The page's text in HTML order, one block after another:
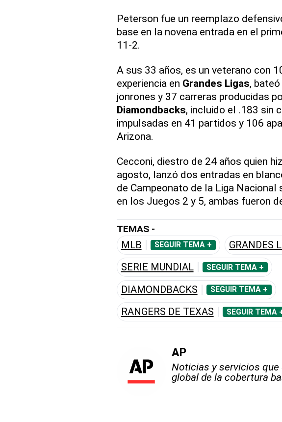
Peterson fue un reemplazo
base en la novena entrada en el
11-2.
A sus 33 años, es un veterano con
experiencia en Grandes Ligas,
jonrones y 37 carreras producidas
Diamondbacks, incluido el .183 sin
impulsadas en 41 partidos y 106
Arizona.
Cecconi, diestro de 24 años quien
agosto, lanzó dos entradas en
de Campeonato de la Liga Nacional
en los Juegos 2 y 5, ambas fueron
TEMAS -
MLB SEGUIR TEMA + GRANDES
SERIE MUNDIAL SEGUIR TEMA +
DIAMONDBACKS SEGUIR TEMA +
RANGERS DE TEXAS SEGUIR TEMA
AP
Noticias y servicios que
global de la cobertura